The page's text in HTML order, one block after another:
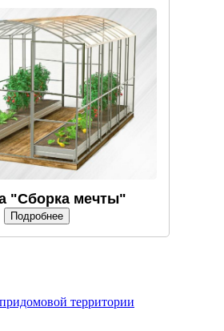
"Сборка мечты"
Подробнее
территории